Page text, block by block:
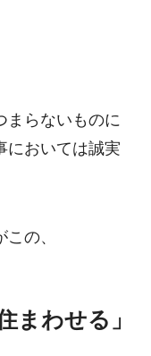
まらないものに
においては誠実
の、
まわせる」